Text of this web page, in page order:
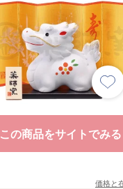
この商品をサイトでみる
価格と